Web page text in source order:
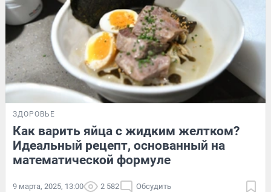
ЗДОРОВЬЕ
Как варить яйца с жидким желтком?
Идеальный рецепт, основанный на
математической формуле
9 марта, 2025, 13:00 2 582 Обсудить